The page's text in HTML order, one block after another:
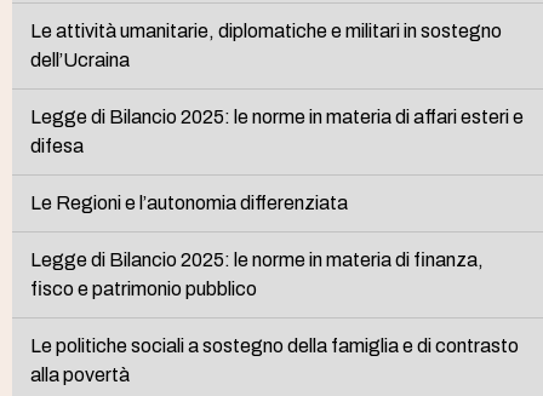
Le attività umanitarie, diplomatiche e militari in sostegno
dell’Ucraina
Legge di Bilancio 2025: le norme in materia di affari esteri e
difesa
Le Regioni e l’autonomia differenziata
Legge di Bilancio 2025: le norme in materia di finanza,
fisco e patrimonio pubblico
Le politiche sociali a sostegno della famiglia e di contrasto
alla povertà